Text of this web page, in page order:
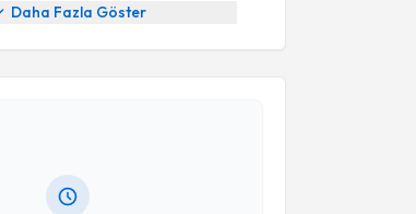
Daha Fazla Göster